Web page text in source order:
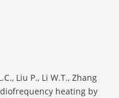
Liu P., Li W.T., Zhang
heating by